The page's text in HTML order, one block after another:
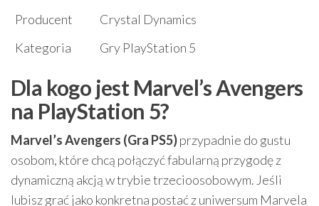
Producent
Crystal Dynamics
Kategoria
Gry PlayStation 5
Dla kogo jest Marvel’s Avengers
na PlayStation 5?
Marvel’s Avengers (Gra PS5)przypadnie do gustu
osobom, które chcą połączyć fabularną przygodę z
dynamiczną akcją w trybie trzecioosobowym. Jeśli
lubisz grać jako konkretna postać z uniwersum Marvela